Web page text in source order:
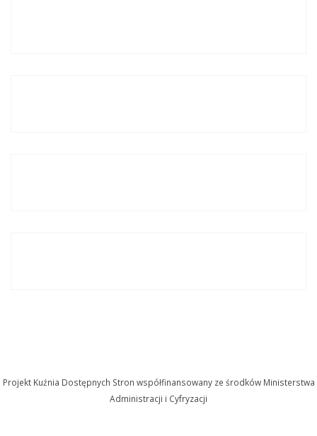
Projekt Kuźnia Dostępnych Stron współfinansowany ze środków Ministerstwa
Administracji i Cyfryzacji